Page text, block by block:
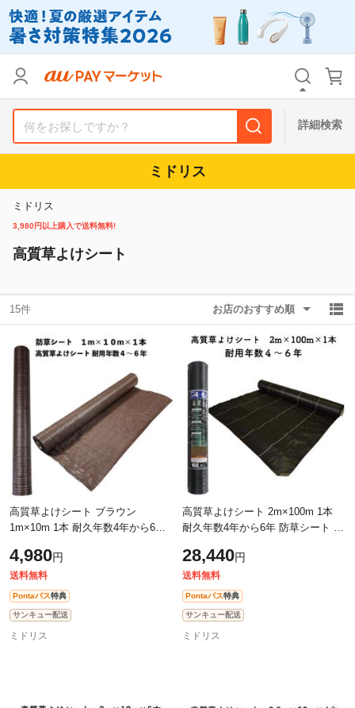
詳細検索
ミドリス
ミドリス
3,980円以上購入で送料無料!
高質草よけシート
15件 お店のおすすめ順
高質草よけシート ブラウン
1m×10m 1本 耐久年数4年から6年
対策 マルチング
4,980円
送料無料
Pontaパス特典
サンキュー配送
ミドリス
高質草よけシート 2m×100m 1本
耐久年数4年から6年 防草シート 抗
農業資材 太陽光発電 庭 マルチン
グ
28,440円
送料無料
Pontaパス特典
サンキュー配送
ミドリス
支払い方法
送料無料
Pontaパス特典対象すべて
キーワード
除外ワード
リセット
支払い方法
送料無料
Pontaパス特典対象すべて
キーワード
除外ワード